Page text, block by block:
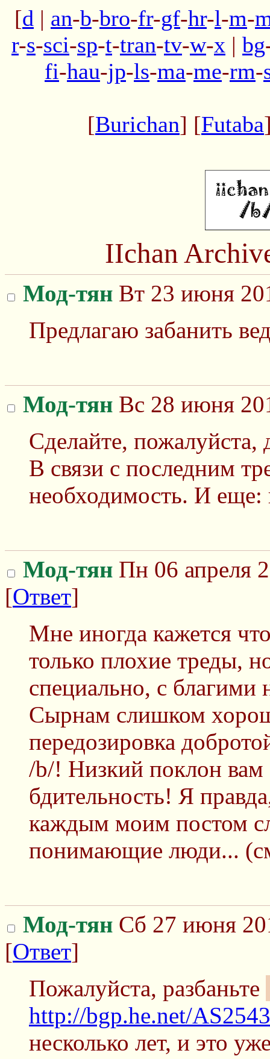
[d | an-b-bro-fr-gf-hr-l-m-
r-s-sci-sp-t-tran-tv-w-x | bg
fi-hau-jp-ls-ma-me-rm-
[Burichan] [Futaba
IIchan
Мод-тян Вт 23 июня
Предлагаю забанить
Мод-тян Вс 28 июня
Сделайте,
В связи с последним
необходимость. И еще:
Мод-тян Пн 06 апреля
[Ответ]
Мне иногда кажется
только плохие треды,
специально, с
Сырнам слишком
передозировка
/b/! Низкий поклон
бдительность! Я
каждым моим постом
понимающие люди...
Мод-тян Сб 27 июня
[Ответ]
Пожалуйста, разбаньте
http://bgp.he.net/
несколько лет, и это